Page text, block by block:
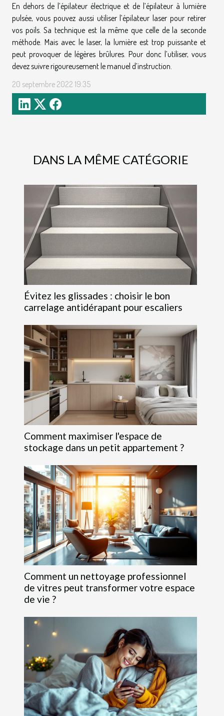
En dehors de l’épilateur électrique et de l’épilateur à lumière
pulsée, vous pouvez aussi utiliser l’épilateur laser pour retirer
vos poils. Sa technique est la même que celle de la seconde
méthode. Mais avec le laser, la lumière est trop puissante et
peut provoquer de légères brûlures. Pour donc l’utiliser, vous
devez suivre rigoureusement le manuel d’instruction.
20 septembre 2022 19:35
DANS LA MÊME CATÉGORIE
Évitez les glissades : choisir le bon
carrelage antidérapant pour escaliers
Comment maximiser l'espace de
stockage dans un petit appartement ?
Comment un nettoyage professionnel
de vitres peut transformer votre espace
de vie ?